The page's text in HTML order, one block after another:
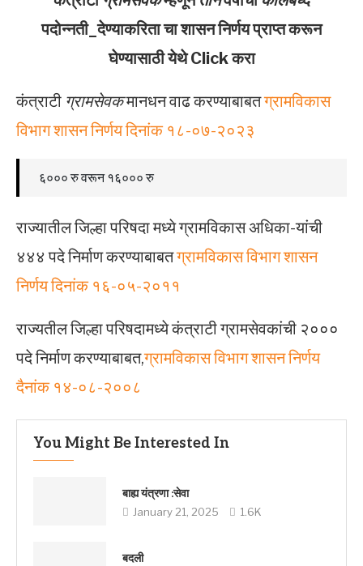
पदोन्नती_देण्याकरिता चा शासन निर्णय प्राप्त करून
घेण्यासाठी येथे Click करा
कंत्राटी ग्रामसेवकमानधन वाढ करण्याबाबतग्रामविकास
विभाग शासन निर्णय दिनांक १८-०७-२०२३
६००० रु वरून १६००० रु
राज्यातील जिल्हा परिषदा मध्ये ग्रामविकास अधिका-यांची
४४४ पदे निर्माण करण्याबाबतग्रामविकास विभाग शासन
निर्णय दिनांक १६-०५-२०११
राज्यतील जिल्हा परिषदामध्ये कंत्राटी ग्रामसेवकांची २०००
पदे निर्माण करण्याबाबत,ग्रामविकास विभाग शासन निर्णय
दैनांक १४-०८-२००८
You Might Be Interested In
बाह्य यंत्रणा :सेवा
January 21, 2025 1.6K
बदली